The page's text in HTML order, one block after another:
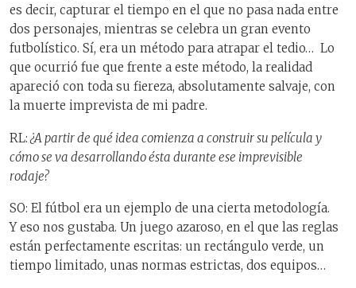
es decir, capturar el tiempo en el que no pasa nada entre
dos personajes, mientras se celebra un gran evento
futbolístico. Sí, era un método para atrapar el tedio… Lo
que ocurrió fue que frente a este método, la realidad
apareció con toda su fiereza, absolutamente salvaje, con
la muerte imprevista de mi padre.
RL:¿A partir de qué idea comienza a construir su película y
cómo se va desarrollando ésta durante ese imprevisible
rodaje?
SO: El fútbol era un ejemplo de una cierta metodología.
Y eso nos gustaba. Un juego azaroso, en el que las reglas
están perfectamente escritas: un rectángulo verde, un
tiempo limitado, unas normas estrictas, dos equipos…